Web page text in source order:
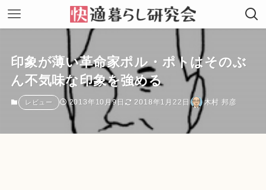
印象が薄い革命家ポル・ポトはそのぶ
ん不気味な印象を強める
レビュー 2013年10月9日 2018年1月22日 木村 邦彦